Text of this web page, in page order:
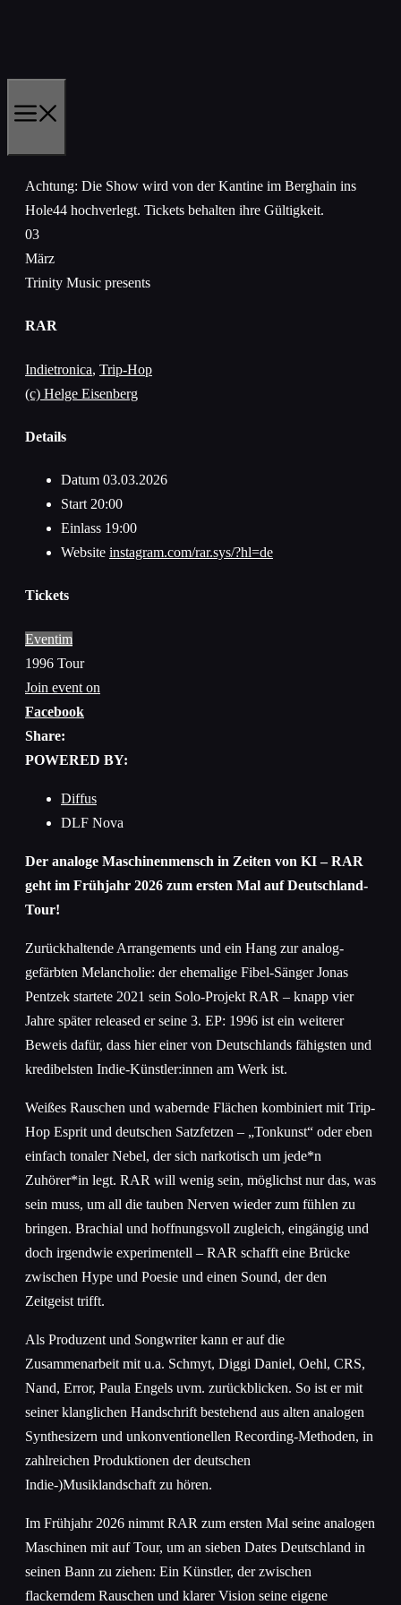
Achtung: Die Show wird von der Kantine im Berghain ins
Hole44 hochverlegt. Tickets behalten ihre Gültigkeit.
03
März
Trinity Music presents
RAR
Indietronica, Trip-Hop
(c) Helge Eisenberg
Details
Datum 03.03.2026
Start 20:00
Einlass 19:00
Website instagram.com/rar.sys/?hl=de
Tickets
Eventim
1996 Tour
Join event on
Facebook
Share:
POWERED BY:
Diffus
DLF Nova
Der analoge Maschinenmensch in Zeiten von KI – RAR
geht im Frühjahr 2026 zum ersten Mal auf Deutschland-
Tour!
Zurückhaltende Arrangements und ein Hang zur analog-
gefärbten Melancholie: der ehemalige Fibel-Sänger Jonas
Pentzek startete 2021 sein Solo-Projekt RAR – knapp vier
Jahre später released er seine 3. EP: 1996 ist ein weiterer
Beweis dafür, dass hier einer von Deutschlands fähigsten und
kredibelsten Indie-Künstler:innen am Werk ist.
Weißes Rauschen und wabernde Flächen kombiniert mit Trip-
Hop Esprit und deutschen Satzfetzen – „Tonkunst“ oder eben
einfach tonaler Nebel, der sich narkotisch um jede*n
Zuhörer*in legt. RAR will wenig sein, möglichst nur das, was
sein muss, um all die tauben Nerven wieder zum fühlen zu
bringen. Brachial und hoffnungsvoll zugleich, eingängig und
doch irgendwie experimentell – RAR schafft eine Brücke
zwischen Hype und Poesie und einen Sound, der den
Zeitgeist trifft.
Als Produzent und Songwriter kann er auf die
Zusammenarbeit mit u.a. Schmyt, Diggi Daniel, Oehl, CRS,
Nand, Error, Paula Engels uvm. zurückblicken. So ist er mit
seiner klanglichen Handschrift bestehend aus alten analogen
Synthesizern und unkonventionellen Recording-Methoden, in
zahlreichen Produktionen der deutschen
Indie-)Musiklandschaft zu hören.
Im Frühjahr 2026 nimmt RAR zum ersten Mal seine analogen
Maschinen mit auf Tour, um an sieben Dates Deutschland in
seinen Bann zu ziehen: Ein Künstler, der zwischen
flackerndem Rauschen und klarer Vision seine eigene